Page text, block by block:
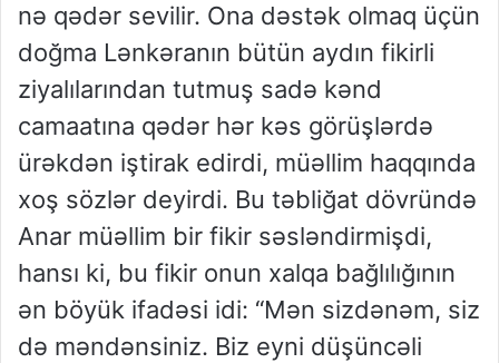
nə qədər sevilir. Ona dəstək olmaq üçün
doğma Lənkəranın bütün aydın fikirli
ziyalılarından tutmuş sadə kənd
camaatına qədər hər kəs görüşlərdə
ürəkdən iştirak edirdi, müəllim haqqında
xoş sözlər deyirdi. Bu təbliğat dövründə
Anar müəllim bir fikir səsləndirmişdi,
hansı ki, bu fikir onun xalqa bağlılığının
ən böyük ifadəsi idi: “Mən sizdənəm, siz
də məndənsiniz. Biz eyni düşüncəli